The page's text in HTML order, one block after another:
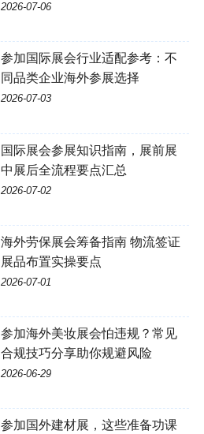
2026-07-06
参加国际展会行业适配参考：不
同品类企业海外参展选择
2026-07-03
国际展会参展知识指南，展前展
中展后全流程要点汇总
2026-07-02
海外劳保展会筹备指南 物流签证
展品布置实操要点
2026-07-01
参加海外美妆展会怕违规？常见
合规技巧分享助你规避风险
2026-06-29
参加国外建材展，这些准备功课